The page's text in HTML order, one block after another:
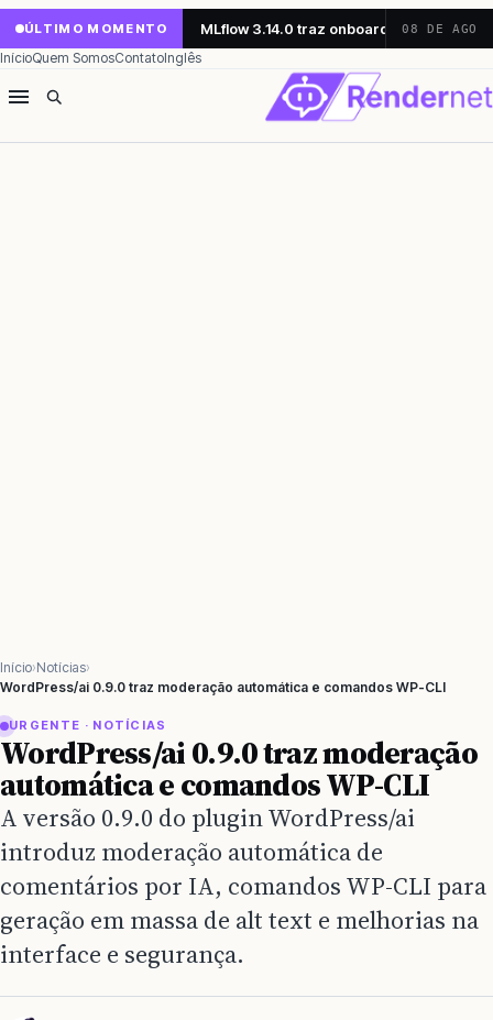
ÚLTIMO MOMENTO MLflow 3.14.0 traz onboarding08 DE AGO
InícioQuem SomosContatoInglês
Início Notícias
WordPress/ai 0.9.0 traz moderação automática e comandos WP-CLI
URGENTE · NOTÍCIAS
WordPress/ai 0.9.0 traz moderação
automática e comandos WP-CLI
A versão 0.9.0 do plugin WordPress/ai
introduz moderação automática de
comentários por IA, comandos WP-CLI para
geração em massa de alt text e melhorias na
interface e segurança.